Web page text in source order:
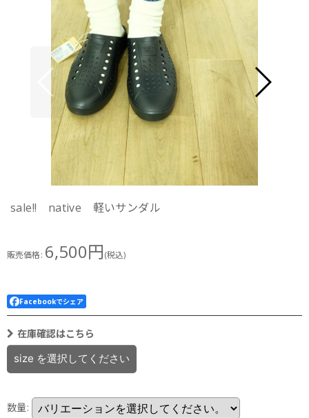
sale!! native 軽いサンダル
販売価格: 6,500円(税込)
Facebookでシェア
在庫確認はこちら
size を選択してください
数量: